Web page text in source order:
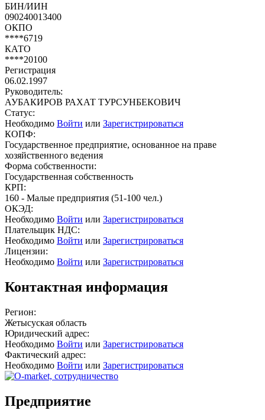
БИН/ИИН
090240013400
ОКПО
****6719
КАТО
****20100
Регистрация
06.02.1997
Руководитель:
АУБАКИРОВ РАХАТ ТУРСУНБЕКОВИЧ
Статус:
Необходимо Войти или Зарегистрироваться
КОПФ:
Государственное предприятие, основанное на праве
хозяйственного ведения
Форма собственности:
Государственная собственность
КРП:
160 - Малые предприятия (51-100 чел.)
ОКЭД:
Необходимо Войти или Зарегистрироваться
Плательщик НДС:
Необходимо Войти или Зарегистрироваться
Лицензии:
Необходимо Войти или Зарегистрироваться
Контактная информация
Регион:
Жетысуская область
Юридический адрес:
Необходимо Войти или Зарегистрироваться
Фактический адрес:
Необходимо Войти или Зарегистрироваться
Предприятие